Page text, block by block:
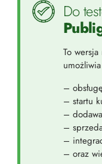
Do
To
–
– startu
–
–
–
– oraz